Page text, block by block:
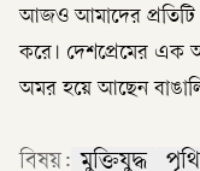
আজও আমাদের প্রতিটি
করে। দেশপ্রেমের এক
অমর হয়ে আছেন
বিষয়: মুক্তিযুদ্ধ